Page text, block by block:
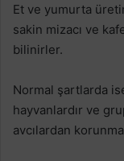
Et ve yumurta
sakin mizacı ve
bilinirler.
Normal şartlarda
hayvanlardır ve
avcılardan